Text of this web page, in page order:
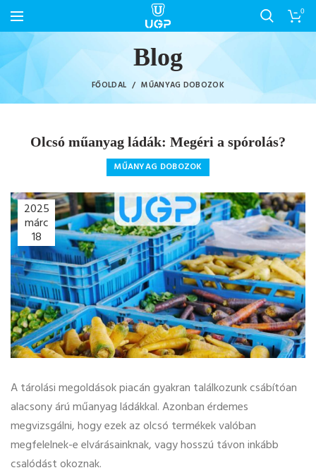
0
Blog
FŐOLDAL MŰANYAG DOBOZOK
Olcsó műanyag ládák: Megéri a spórolás?
MŰANYAG DOBOZOK
2025
márc
18
A tárolási megoldások piacán gyakran találkozunk csábítóan
alacsony árú műanyag ládákkal. Azonban érdemes
megvizsgálni, hogy ezek az olcsó termékek valóban
megfelelnek-e elvárásainknak, vagy hosszú távon inkább
csalódást okoznak.